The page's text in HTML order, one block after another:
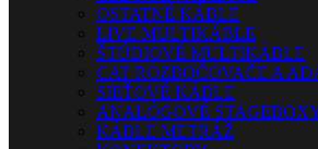
OSTATNÉ KÁBLE
LIVE MULTIKÁBLE
ŠTÚDIOVÉ MULTIKÁBLE
CAT ROZBOČOVAČE A
SIEŤOVÉ KÁBLE
ANALÓGOVÉ
KÁBLE METRÁŽ